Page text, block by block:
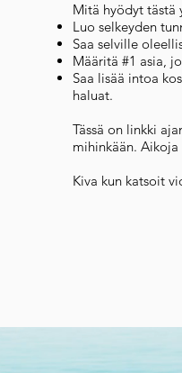
Mitä hyödyt tästä
Luo selkeyden
Saa selville
Määritä #1 asia,
Saa lisää intoa
haluat.
Tässä on linkki
mihinkään.
Kiva kun katsoit